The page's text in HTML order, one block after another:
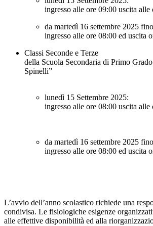
ingresso alle ore 09:00 uscita alle
da martedì 16 settembre 2025
ingresso alle ore 08:00 ed uscita
Classi Seconde e Terze
della Scuola Secondaria di Primo
Spinelli”
lunedì 15 Settembre 2025:
ingresso alle ore 08:00 uscita alle
da martedì 16 settembre 2025
ingresso alle ore 08:00 ed uscita
L’avvio dell’anno scolastico richiede una
condivisa. Le fisiologiche esigenze
alle effettive disponibilità ed alla